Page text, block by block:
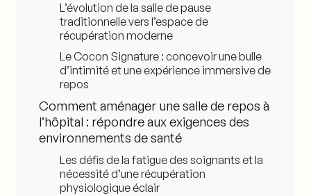
L’évolution de la salle de pause
traditionnelle vers l’espace de
récupération moderne
Le Cocon Signature : concevoir une bulle
d’intimité et une expérience immersive de
repos
Comment aménager une salle de repos à
l’hôpital : répondre aux exigences des
environnements de santé
Les défis de la fatigue des soignants et la
nécessité d’une récupération
physiologique éclair